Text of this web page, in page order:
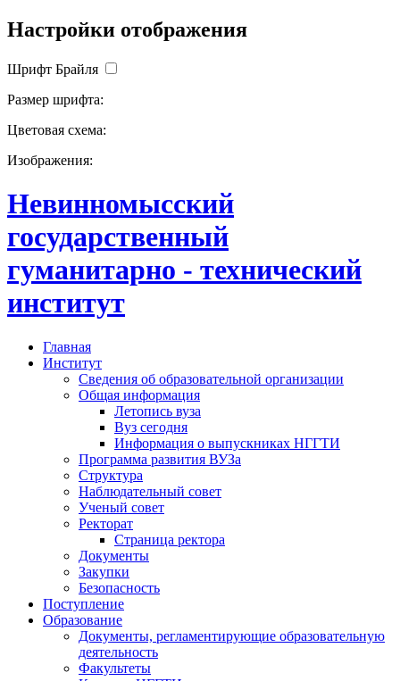
Настройки отображения
Шрифт Брайля
Размер шрифта:
Цветовая схема:
Изображения:
Невинномысский
государственный
гуманитарно - технический
институт
Главная
Институт
Сведения об образовательной организации
Общая информация
Летопись вуза
Вуз сегодня
Информация о выпускниках НГГТИ
Программа развития ВУЗа
Структура
Наблюдательный совет
Ученый совет
Ректорат
Страница ректора
Документы
Закупки
Безопасность
Поступление
Образование
Документы, регламентирующие образовательную
деятельность
Факультеты